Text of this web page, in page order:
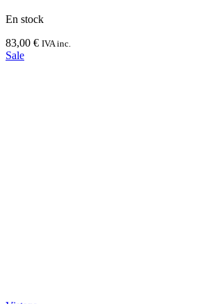
En stock
83,00 € IVA inc.
Sale